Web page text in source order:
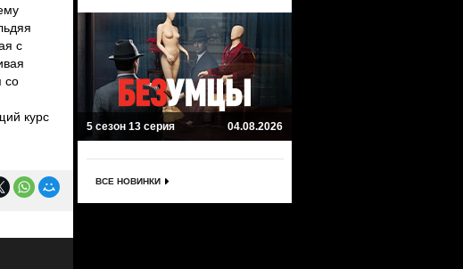
с
со
курс
5 сезон 13 серия 04.08.2026
ВСЕ НОВИНКИ